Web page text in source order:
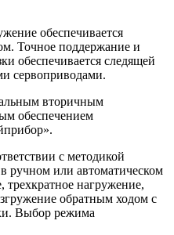
обеспечивается
Точное поддержание и
обеспечивается следящей
сервоприводами.
вторичным
обеспечением
с методикой
ручном или автоматическом
нагружение,
обратным ходом с
Выбор режима